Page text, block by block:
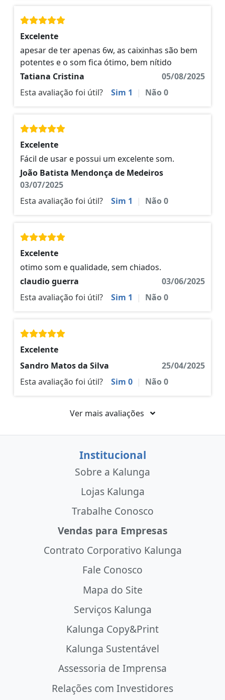
Excelente
apesar de ter apenas 6w, as caixinhas são bem
potentes e o som fica ótimo, bem nítido
Tatiana Cristina
05/08/2025
Esta avaliação foi útil?
Sim 1 | Não0
Excelente
Fácil de usar e possui um excelente som.
João Batista Mendonça de Medeiros
03/07/2025
Esta avaliação foi útil?
Sim 1 | Não0
Excelente
otimo som e qualidade, sem chiados.
claudio guerra
03/06/2025
Esta avaliação foi útil?
Sim 1 | Não0
Excelente
Sandro Matos da Silva
25/04/2025
Esta avaliação foi útil?
Sim 0 | Não0
Ver mais avaliações
Institucional
Sobre a Kalunga
Lojas Kalunga
Trabalhe Conosco
Vendas para Empresas
Contrato Corporativo Kalunga
Fale Conosco
Mapa do Site
Serviços Kalunga
Kalunga Copy&Print
Kalunga Sustentável
Assessoria de Imprensa
Relações com Investidores